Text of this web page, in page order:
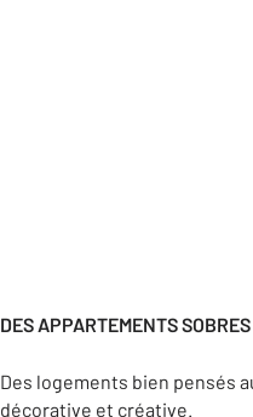
DES APPARTEMENTS
Des logements bien pensés
décorative et créative.